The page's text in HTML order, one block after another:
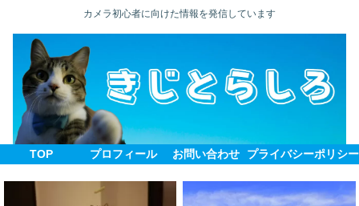
カメラ初心者に向けた情報を発信しています
TOP プロフィール お問い合わせ プライバシーポリシー